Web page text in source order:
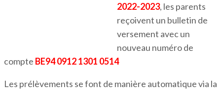
2022-2023, les parents
reçoivent un bulletin de
versement avec un
nouveau numéro de
compte BE94 0912 1301 0514
Les prélèvements se font de manière automatique via la